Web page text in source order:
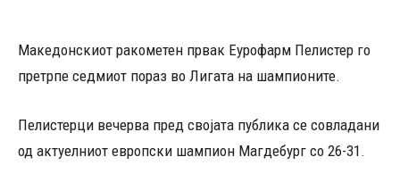
Македонскиот ракометен првак Еурофарм Пелистер го
претрпе седмиот пораз во Лигата на шампионите.
Пелистерци вечерва пред својата публика се совладани
од актуелниот европски шампион Магдебург со 26-31.